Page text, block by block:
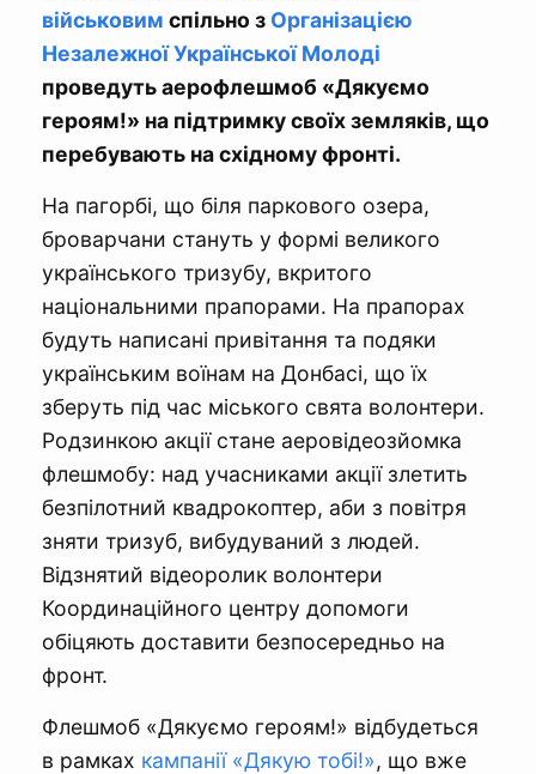
військовим спільно з Організацією
Незалежної Української Молоді
проведуть аерофлешмоб «Дякуємо
героям!» на підтримку своїх земляків, що
перебувають на східному фронті.
На пагорбі, що біля паркового озера,
броварчани стануть у формі великого
українського тризубу, вкритого
національними прапорами. На прапорах
будуть написані привітання та подяки
українським воїнам на Донбасі, що їх
зберуть під час міського свята волонтери.
Родзинкою акції стане аеровідеозйомка
флешмобу: над учасниками акції злетить
безпілотний квадрокоптер, аби з повітря
зняти тризуб, вибудуваний з людей.
Відзнятий відеоролик волонтери
Координаційного центру допомоги
обіцяють доставити безпосередньо на
фронт.
Флешмоб «Дякуємо героям!» відбудеться
в рамках кампанії «Дякую тобі!», що вже